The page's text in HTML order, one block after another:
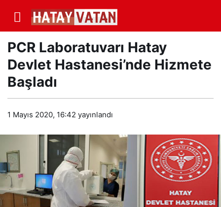
PCR Laboratuvarı Hatay
Devlet Hastanesi’nde Hizmete
Başladı
1 Mayıs 2020, 16:42 yayınlandı